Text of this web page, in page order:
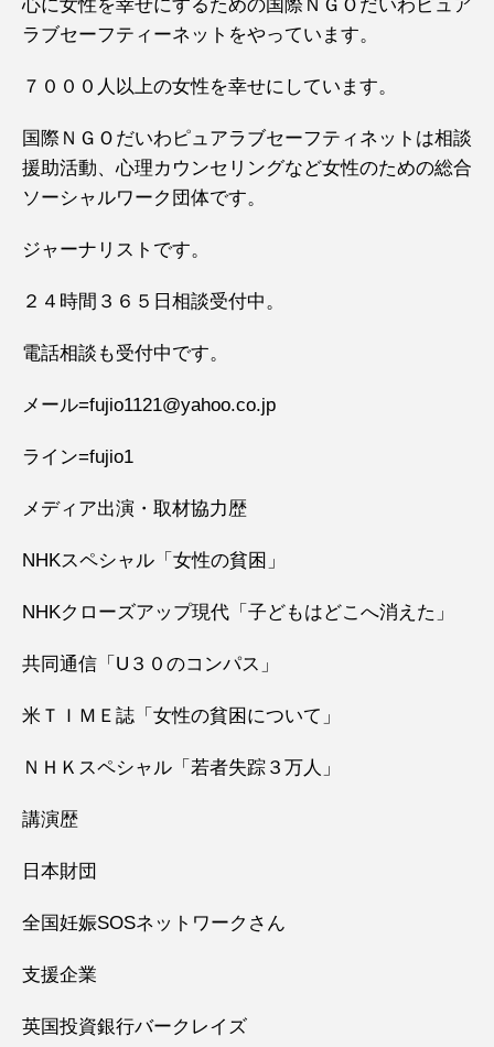
心に女性を幸せにするための国際ＮＧＯだいわピュア
ラブセーフティーネットをやっています。
７０００人以上の女性を幸せにしています。
国際ＮＧＯだいわピュアラブセーフティネットは相談
援助活動、心理カウンセリングなど女性のための総合
ソーシャルワーク団体です。
ジャーナリストです。
２４時間３６５日相談受付中。
電話相談も受付中です。
メール=fujio1121@yahoo.co.jp
ライン=fujio1
メディア出演・取材協力歴
NHKスペシャル「女性の貧困」
NHKクローズアップ現代「子どもはどこへ消えた」
共同通信「U３０のコンパス」
米ＴＩＭＥ誌「女性の貧困について」
ＮＨＫスペシャル「若者失踪３万人」
講演歴
日本財団
全国妊娠SOSネットワークさん
支援企業
英国投資銀行バークレイズ